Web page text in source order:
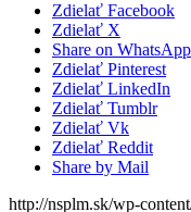
Zdielať Facebook
Zdielať X
Share on WhatsApp
Zdielať Pinterest
Zdielať LinkedIn
Zdielať Tumblr
Zdielať Vk
Zdielať Reddit
Share by Mail
http://nsplm.sk/wp-